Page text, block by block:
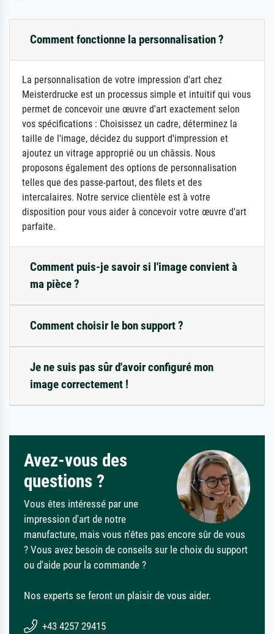
Comment fonctionne la personnalisation ?
La personnalisation de votre impression d'art chez
Meisterdrucke est un processus simple et intuitif qui vous
permet de concevoir une œuvre d'art exactement selon
vos spécifications : Choisissez un cadre, déterminez la
taille de l'image, décidez du support d'impression et
ajoutez un vitrage approprié ou un châssis. Nous
proposons également des options de personnalisation
telles que des passe-partout, des filets et des
intercalaires. Notre service clientèle est à votre
disposition pour vous aider à concevoir votre œuvre d'art
parfaite.
Comment puis-je savoir si l'image convient à
ma pièce ?
Comment choisir le bon support ?
Je ne suis pas sûr d'avoir configuré mon
image correctement !
Avez-vous des
questions ?
Vous êtes intéressé par une
impression d'art de notre
manufacture, mais vous n'êtes pas encore sûr de vous
? Vous avez besoin de conseils sur le choix du support
ou d'aide pour la commande ?
Nos experts se feront un plaisir de vous aider.
+43 4257 29415